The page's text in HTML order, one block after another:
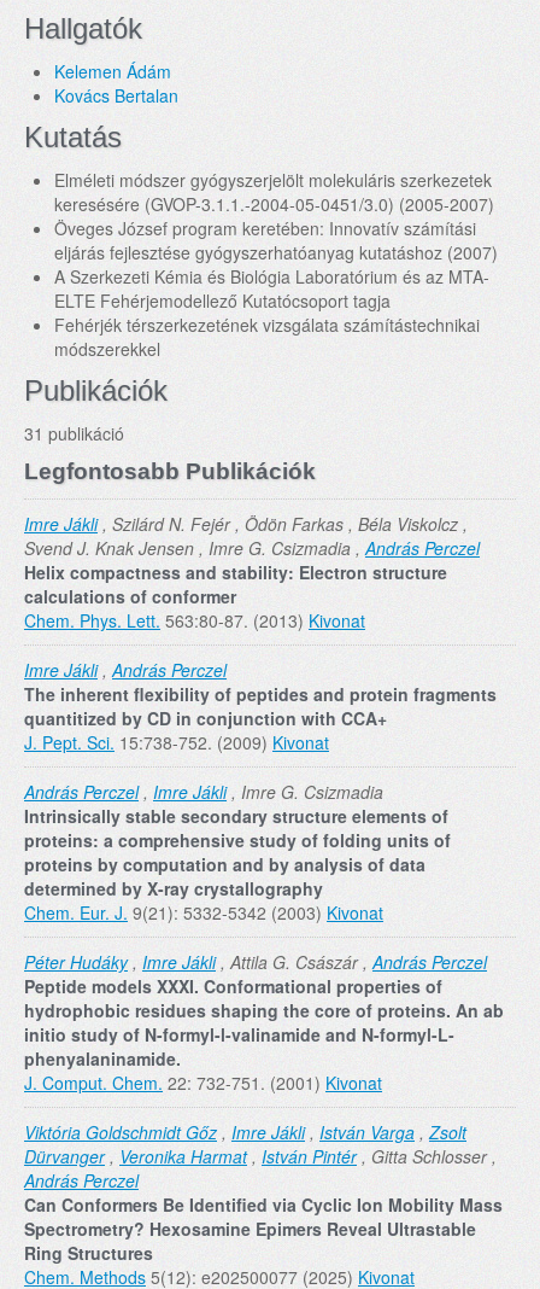
Hallgatók
Kelemen Ádám
Kovács Bertalan
Kutatás
Elméleti módszer gyógyszerjelölt molekuláris szerkezetek
keresésére (GVOP-3.1.1.-2004-05-0451/3.0) (2005-2007)
Öveges József program keretében: Innovatív számítási
eljárás fejlesztése gyógyszerhatóanyag kutatáshoz (2007)
A Szerkezeti Kémia és Biológia Laboratórium és az MTA-
ELTE Fehérjemodellező Kutatócsoport tagja
Fehérjék térszerkezetének vizsgálata számítástechnikai
módszerekkel
Publikációk
31 publikáció
Legfontosabb Publikációk
Imre Jákli, Szilárd N. Fejér , Ödön Farkas , Béla Viskolcz ,
Svend J. Knak Jensen , Imre G. Csizmadia ,András Perczel
Helix compactness and stability: Electron structure
calculations of conformer
Chem. Phys. Lett. 563:80-87. (2013) Kivonat
Imre Jákli,András Perczel
The inherent flexibility of peptides and protein fragments
quantitized by CD in conjunction with CCA+
J. Pept. Sci. 15:738-752. (2009) Kivonat
András Perczel, Imre Jákli, Imre G. Csizmadia
Intrinsically stable secondary structure elements of
proteins: a comprehensive study of folding units of
proteins by computation and by analysis of data
determined by X-ray crystallography
Chem. Eur. J. 9(21): 5332-5342 (2003) Kivonat
Péter Hudáky, Imre Jákli, Attila G. Császár ,András Perczel
Peptide models XXXI. Conformational properties of
hydrophobic residues shaping the core of proteins. An ab
initio study of N-formyl-l-valinamide and N-formyl-L-
phenyalaninamide.
J. Comput. Chem. 22: 732-751. (2001) Kivonat
Viktória Goldschmidt Gőz , Imre Jákli, István Varga ,Zsolt
Dürvanger, Veronika Harmat, István Pintér, Gitta Schlosser ,
András Perczel
Can Conformers Be Identified via Cyclic Ion Mobility Mass
Spectrometry? Hexosamine Epimers Reveal Ultrastable
Ring Structures
Chem. Methods 5(12): e202500077 (2025)Kivonat